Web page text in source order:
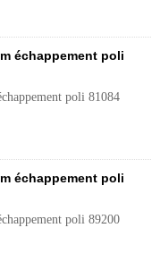
échappement poli
poli 81084
échappement poli
poli 89200